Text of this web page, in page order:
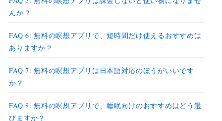
んか？
FAQ 6: 無料の瞑想アプリで、短時間だけ使えるおすすめは
ありますか？
FAQ 7: 無料の瞑想アプリは日本語対応のほうがいいです
か？
FAQ 8: 無料の瞑想アプリで、睡眠向けのおすすめはどう選
びますか？